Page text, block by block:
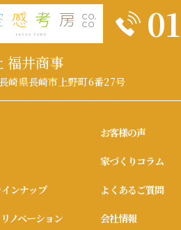
福井商事
長崎県長崎市上野町6番27号
ンナップ
ノベーション
お客様の声
家づくりコラム
よくあるご質問
会社情報